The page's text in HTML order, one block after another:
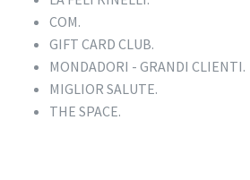
COM.
GIFT CARD CLUB.
MONDADORI - GRANDI CLIENTI.
MIGLIOR SALUTE.
THE SPACE.